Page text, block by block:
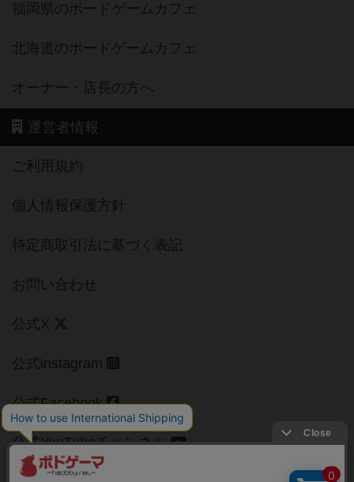
福岡県のボードゲームカフェ
北海道のボードゲームカフェ
オーナー・店長の方へ
運営者情報
ご利用規約
個人情報保護方針
特定商取引法に基づく表記
お問い合わせ
公式X
公式instagram
公式Facebook
公式YouTubeチャンネル